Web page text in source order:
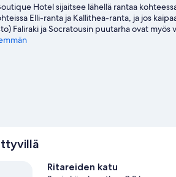
Hotel sijaitsee lähellä rantaa
Elli-ranta ja Kallithea-ranta, ja jos
Faliraki ja Socratousin puutarha ovat myös
Ritareiden katu